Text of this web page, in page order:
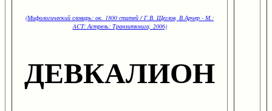
(Мифологический словарь: ок. 1800 статей / Г.В. Щеглов, В.Арчер - М.:
ACT: Астрель: Транзиткнига, 2006)
ДЕВКАЛИОН